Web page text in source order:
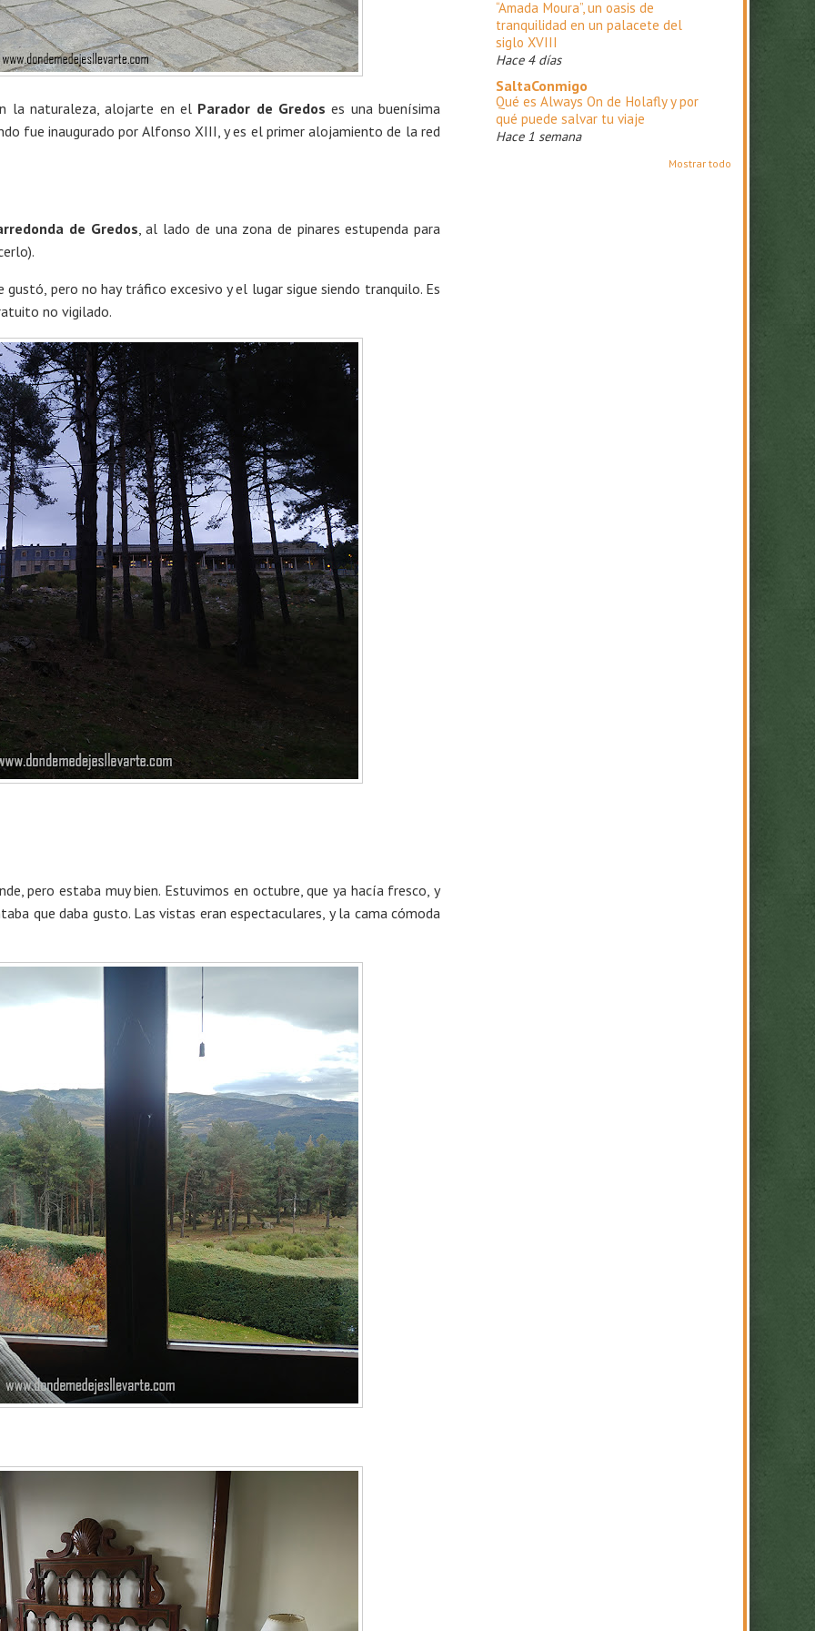
la naturaleza, alojarte en el Parador de Gredos es una buenísima
fue inaugurado por Alfonso XIII, y es el primer alojamiento de la red
de Gredos, al lado de una zona de pinares estupenda para
pero no hay tráfico excesivo y el lugar sigue siendo tranquilo. Es
no vigilado.
pero estaba muy bien. Estuvimos en octubre, que ya hacía fresco, y
que daba gusto. Las vistas eran espectaculares, y la cama cómoda
“Amada Moura”, un oasis de
tranquilidad en un palacete del
siglo XVIII
Hace 4 días
SaltaConmigo
Qué es Always On de Holafly y por
qué puede salvar tu viaje
Hace 1 semana
Mostrar todo